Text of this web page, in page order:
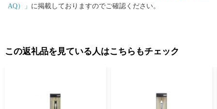
AQ）」 に掲載しておりますのでご確認ください。
この返礼品を見ている人はこちらもチェック